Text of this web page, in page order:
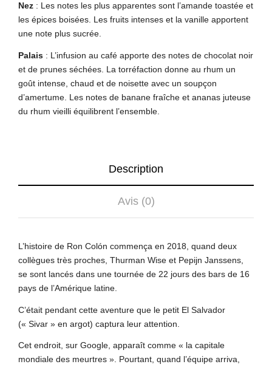
Nez : Les notes les plus apparentes sont l’amande toastée et
les épices boisées. Les fruits intenses et la vanille apportent
une note plus sucrée.
Palais : L’infusion au café apporte des notes de chocolat noir
et de prunes séchées. La torréfaction donne au rhum un
goût intense, chaud et de noisette avec un soupçon
d’amertume. Les notes de banane fraîche et ananas juteuse
du rhum vieilli équilibrent l’ensemble.
Description
Avis (0)
L’histoire de Ron Colón commença en 2018, quand deux
collègues très proches, Thurman Wise et Pepijn Janssens,
se sont lancés dans une tournée de 22 jours des bars de 16
pays de l’Amérique latine.
C’était pendant cette aventure que le petit El Salvador
(« Sivar » en argot) captura leur attention.
Cet endroit, sur Google, apparaît comme « la capitale
mondiale des meurtres ». Pourtant, quand l’équipe arriva,